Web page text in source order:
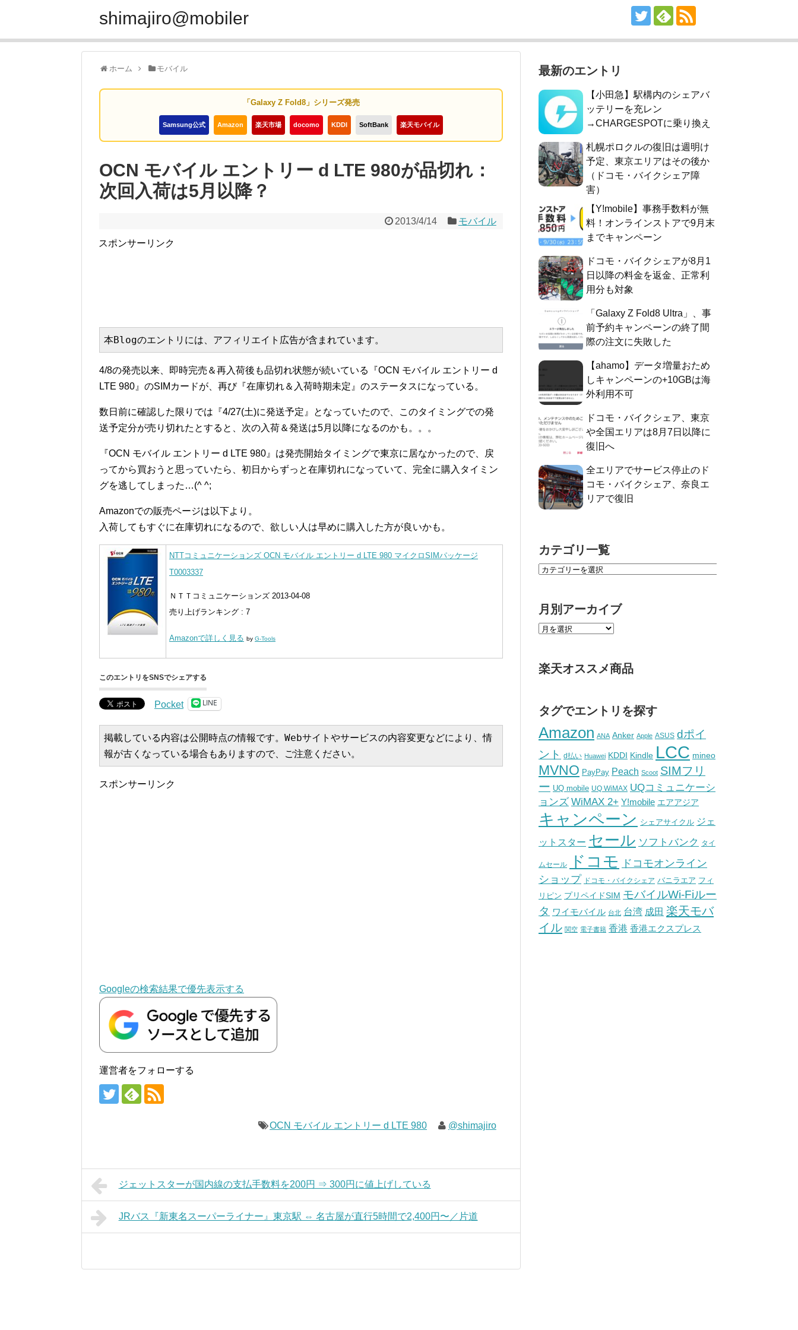
shimajiro@mobiler
ホーム モバイル
「Galaxy Z Fold8」シリーズ発売
Samsung公式 Amazon 楽天市場 docomo KDDI SoftBank 楽天モバイル
OCN モバイル エントリー d LTE 980が品切れ：
次回入荷は5月以降？
2013/4/14 モバイル
スポンサーリンク
本Blogのエントリには、アフィリエイト広告が含まれています。
4/8の発売以来、即時完売＆再入荷後も品切れ状態が続いている『OCN モバイル エントリー d
LTE 980』のSIMカードが、再び『在庫切れ＆入荷時期未定』のステータスになっている。
数日前に確認した限りでは『4/27(土)に発送予定』となっていたので、このタイミングでの発
送予定分が売り切れたとすると、次の入荷＆発送は5月以降になるのかも。。。
『OCN モバイル エントリー d LTE 980』は発売開始タイミングで東京に居なかったので、戻
ってから買おうと思っていたら、初日からずっと在庫切れになっていて、完全に購入タイミン
グを逃してしまった…(^ ^;
Amazonでの販売ページは以下より。
入荷してもすぐに在庫切れになるので、欲しい人は早めに購入した方が良いかも。
NTTコミュニケーションズ OCN モバイル エントリー d LTE 980 マイクロSIMパッケージ
T0003337
ＮＴＴコミュニケーションズ 2013-04-08
売り上げランキング : 7
Amazonで詳しく見る by G-Tools
このエントリをSNSでシェアする
Pocket LINE
掲載している内容は公開時点の情報です。Webサイトやサービスの内容変更などにより、情
報が古くなっている場合もありますので、ご注意ください。
スポンサーリンク
Googleの検索結果で優先表示する
運営者をフォローする
OCN モバイル エントリー d LTE 980 @shimajiro
ジェットスターが国内線の支払手数料を200円 ⇒ 300円に値上げしている
JRバス『新東名スーパーライナー』東京駅 ⇔ 名古屋が直行5時間で2,400円〜／片道
最新のエントリ
【小田急】駅構内のシェアバ
ッテリーを充レン
→CHARGESPOTに乗り換え
札幌ポロクルの復旧は週明け
予定、東京エリアはその後か
（ドコモ・バイクシェア障
害）
【Y!mobile】事務手数料が無
料！オンラインストアで9月末
までキャンペーン
ドコモ・バイクシェアが8月1
日以降の料金を返金、正常利
用分も対象
「Galaxy Z Fold8 Ultra」、事
前予約キャンペーンの終了間
際の注文に失敗した
【ahamo】データ増量おため
しキャンペーンの+10GBは海
外利用不可
ドコモ・バイクシェア、東京
や全国エリアは8月7日以降に
復旧へ
全エリアでサービス停止のド
コモ・バイクシェア、奈良エ
リアで復旧
カテゴリ一覧
月別アーカイブ
楽天オススメ商品
タグでエントリを探す
Amazon ANA Anker Apple ASUS dポイ
ント
d払い Huawei KDDI Kindle LCC mineo
MVNO PayPay Peach Scoot SIMフリ
ー UQ mobile UQ WiMAX UQコミュニケーシ
ョンズ WiMAX 2+ Y!mobile エアアジア
キャンペーン シェアサイクル ジェ
ットスター セール ソフトバンク タイ
ムセール ドコモ
ドコモオンライン
ショップ ドコモ・バイクシェア バニラエア フィ
リピン プリペイドSIM モバイルWi-Fiルー
タ ワイモバイル 台北 台湾 成田 楽天モバ
イル 関空 電子書籍 香港 香港エクスプレス